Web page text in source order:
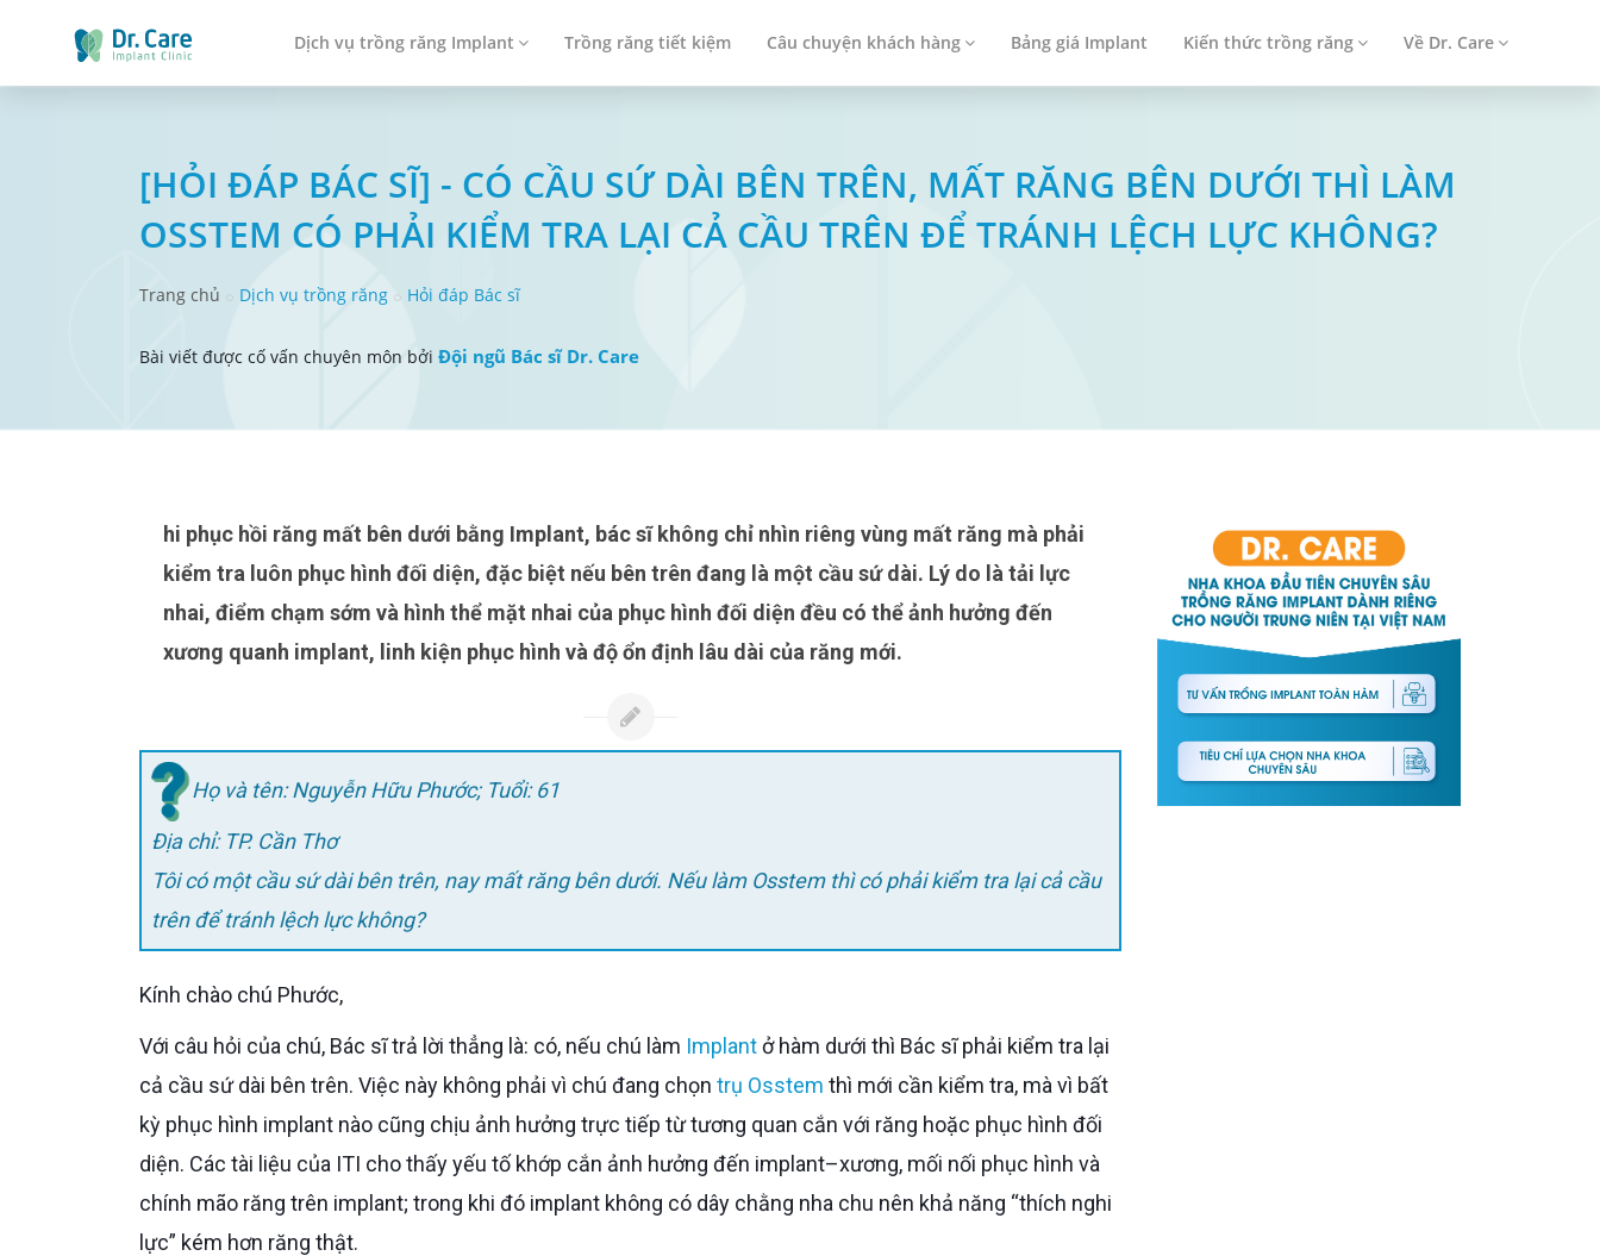
Dịch vụ trồng răng Implant Trồng răng tiết kiệm Câu chuyện khách hàng Bảng giá Implant Kiến thức trồng răng Về Dr. Care
[HỎI ĐÁP BÁC SĨ] - CÓ CẦU SỨ DÀI BÊN TRÊN, MẤT RĂNG BÊN DƯỚI THÌ LÀM
OSSTEM CÓ PHẢI KIỂM TRA LẠI CẢ CẦU TRÊN ĐỂ TRÁNH LỆCH LỰC KHÔNG?
Trang chủ Dịch vụ trồng răng Hỏi đáp Bác sĩ
Bài viết được cố vấn chuyên môn bởi Đội ngũ Bác sĩ Dr. Care
hi phục hồi răng mất bên dưới bằng Implant, bác sĩ không chỉ nhìn riêng vùng mất răng mà phải
kiểm tra luôn phục hình đối diện, đặc biệt nếu bên trên đang là một cầu sứ dài. Lý do là tải lực
nhai, điểm chạm sớm và hình thể mặt nhai của phục hình đối diện đều có thể ảnh hưởng đến
xương quanh implant, linh kiện phục hình và độ ổn định lâu dài của răng mới.
Họ và tên: Nguyễn Hữu Phước; Tuổi: 61
Địa chỉ: TP. Cần Thơ
Tôi có một cầu sứ dài bên trên, nay mất răng bên dưới. Nếu làm Osstem thì có phải kiểm tra lại cả cầu
trên để tránh lệch lực không?
Kính chào chú Phước,
Với câu hỏi của chú, Bác sĩ trả lời thẳng là: có, nếu chú làm Implantở hàm dưới thì Bác sĩ phải kiểm tra lại
cả cầu sứ dài bên trên. Việc này không phải vì chú đang chọn trụ Osstem thì mới cần kiểm tra, mà vì bất
kỳ phục hình implant nào cũng chịu ảnh hưởng trực tiếp từ tương quan cắn với răng hoặc phục hình đối
diện. Các tài liệu của ITI cho thấy yếu tố khớp cắn ảnh hưởng đến implant–xương, mối nối phục hình và
chính mão răng trên implant; trong khi đó implant không có dây chằng nha chu nên khả năng “thích nghi
lực” kém hơn răng thật.